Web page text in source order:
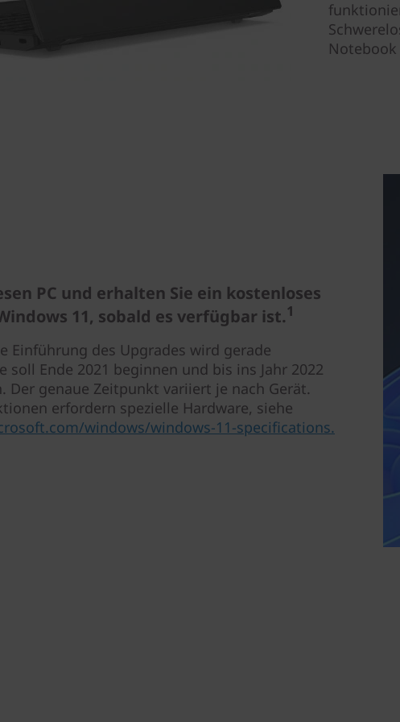
PC und erhalten Sie ein kostenloses
11, sobald es verfügbar ist.1
Einführung des Upgrades wird gerade
soll Ende 2021 beginnen und bis ins Jahr 2022
Der genaue Zeitpunkt variiert je nach Gerät.
erfordern spezielle Hardware, siehe
windows/windows-11-specifications.